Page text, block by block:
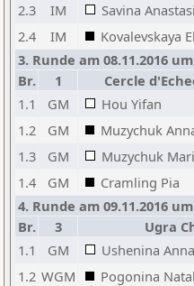
2.3
IM Savina
2.4
IM Kovalevskaya
3. Runde am 08.11.2016
Br.
1 Cercle
1.1
GM Hou Yifan
1.2
GM Muzychuk
1.3
GM Muzychuk
1.4
GM Cramling Pia
4. Runde am 09.11.2016
Br.
3 Ugra
1.1
GM Ushenina Anna
1.2 WGM Pogonina